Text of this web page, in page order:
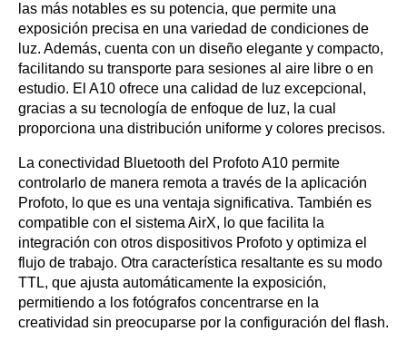
las más notables es su potencia, que permite una
exposición precisa en una variedad de condiciones de
luz. Además, cuenta con un diseño elegante y compacto,
facilitando su transporte para sesiones al aire libre o en
estudio. El A10 ofrece una calidad de luz excepcional,
gracias a su tecnología de enfoque de luz, la cual
proporciona una distribución uniforme y colores precisos.
La conectividad Bluetooth del Profoto A10 permite
controlarlo de manera remota a través de la aplicación
Profoto, lo que es una ventaja significativa. También es
compatible con el sistema AirX, lo que facilita la
integración con otros dispositivos Profoto y optimiza el
flujo de trabajo. Otra característica resaltante es su modo
TTL, que ajusta automáticamente la exposición,
permitiendo a los fotógrafos concentrarse en la
creatividad sin preocuparse por la configuración del flash.